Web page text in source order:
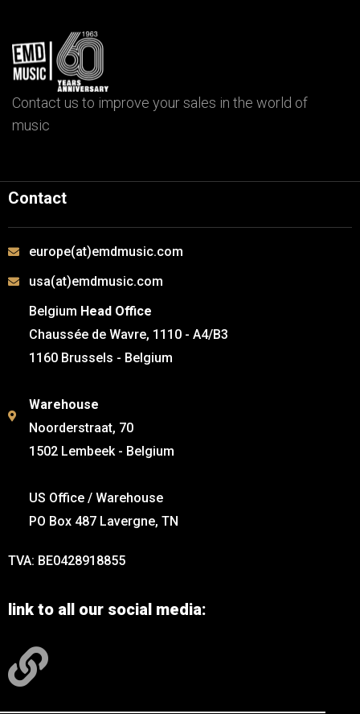
Contact us to improve your sales in the world of
music
Contact
europe(at)emdmusic.com
usa(at)emdmusic.com
Belgium Head Office
Chaussée de Wavre, 1110 - A4/B3
1160 Brussels - Belgium
Warehouse
Noorderstraat, 70
1502 Lembeek - Belgium
US Office / Warehouse
PO Box 487 Lavergne, TN
TVA: BE0428918855
link to all our social media: